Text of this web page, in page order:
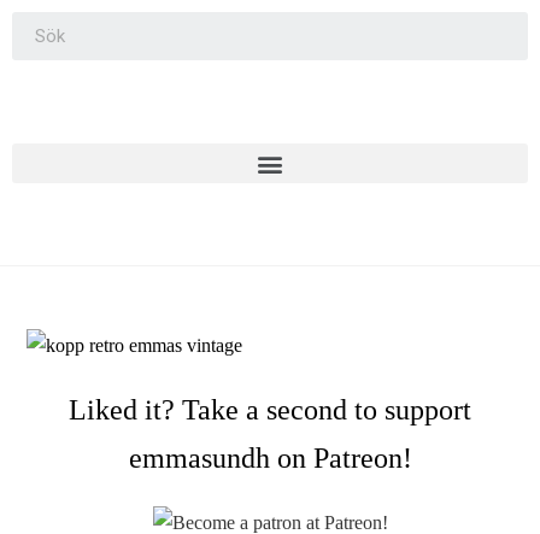
Liked it? Take a second to support
emmasundh on Patreon!